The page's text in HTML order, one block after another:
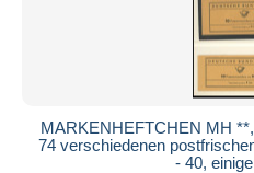
MARKENHEFTCHEN MH
74 verschiedenen
- 40,